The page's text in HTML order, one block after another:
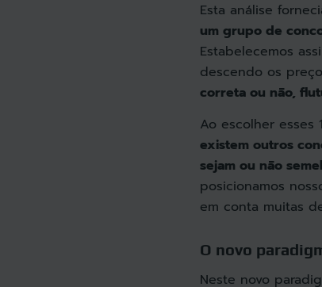
Esta análise
um grupo de
Estabelecemos
descendo os
correta ou não,
Ao escolher esses
existem outros
sejam ou não
posicionamos
em conta muitas
O novo
Neste novo